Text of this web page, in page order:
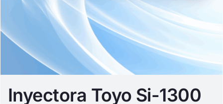
Inyectora Toyo Si-1300